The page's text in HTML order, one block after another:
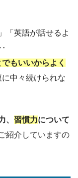
「英語が話せるよ
もいいからよく
中々続けられな
、 習慣力について
紹介していますの